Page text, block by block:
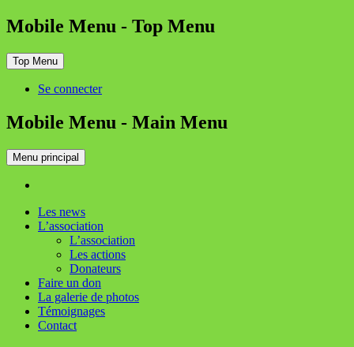
Mobile Menu - Top Menu
Top Menu
Se connecter
Mobile Menu - Main Menu
Menu principal
Les news
L’association
L’association
Les actions
Donateurs
Faire un don
La galerie de photos
Témoignages
Contact